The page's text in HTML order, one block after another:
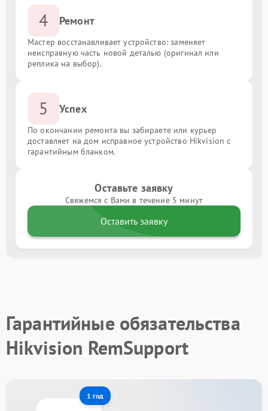
4 Ремонт
Мастер восстанавливает устройство: заменяет
неисправную часть новой деталью (оригинал или
реплика на выбор).
5 Успех
По окончании ремонта вы забираете или курьер
доставляет на дом исправное устройство Hikvision с
гарантийным бланком.
Оставьте заявку
Свяжемся с Вами в течение 5 минут
Оставить заявку
Гарантийные обязательства
Hikvision RemSupport
1 год